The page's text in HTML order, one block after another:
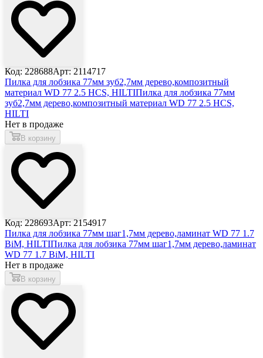
Код: 228688Арт: 2114717
Пилка для лобзика 77мм зуб2,7мм дерево,композитный
материал WD 77 2.5 HCS, HILTIПилка для лобзика 77мм
зуб2,7мм дерево,композитный материал WD 77 2.5 HCS,
HILTI
Нет в продаже
В корзину
Код: 228693Арт: 2154917
Пилка для лобзика 77мм шаг1,7мм дерево,ламинат WD 77 1.7
BiM, HILTIПилка для лобзика 77мм шаг1,7мм дерево,ламинат
WD 77 1.7 BiM, HILTI
Нет в продаже
В корзину